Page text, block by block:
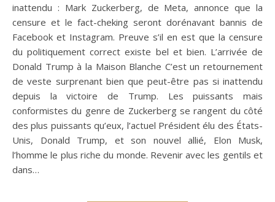
inattendu : Mark Zuckerberg, de Meta, annonce que la
censure et le fact-cheking seront dorénavant bannis de
Facebook et Instagram. Preuve s’il en est que la censure
du politiquement correct existe bel et bien. L’arrivée de
Donald Trump à la Maison Blanche C’est un retournement
de veste surprenant bien que peut-être pas si inattendu
depuis la victoire de Trump. Les puissants mais
conformistes du genre de Zuckerberg se rangent du côté
des plus puissants qu’eux, l’actuel Président élu des États-
Unis, Donald Trump, et son nouvel allié, Elon Musk,
l’homme le plus riche du monde. Revenir avec les gentils et
dans…